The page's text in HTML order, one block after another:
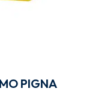
PIGNA